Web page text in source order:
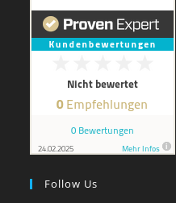
Follow Us